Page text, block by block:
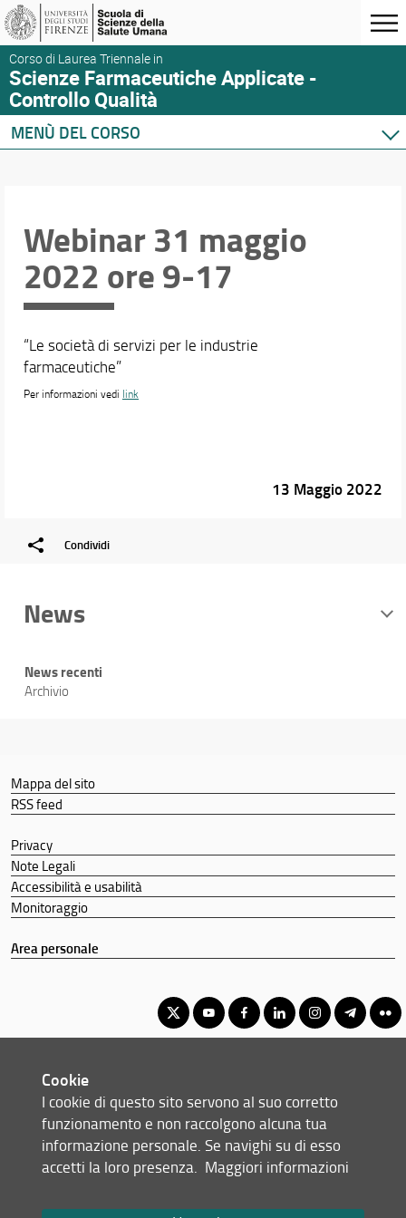
Corso di Laurea Triennale in
Scienze Farmaceutiche Applicate -
Controllo Qualità
MENÙ DEL CORSO
Orario e calendari
Webinar 31 maggio
2022 ore 9-17
“Le società di servizi per le industrie
farmaceutiche”
Per informazioni vedi link
13 Maggio 2022
Condividi
News
News recenti
Archivio
Mappa del sito
RSS feed
Privacy
Note Legali
Accessibilità e usabilità
Monitoraggio
Area personale
© Copyright 2012-2026 Università degli Studi di Firenze UNIFI
P.IVA/Cod.Fis 01279680480
Largo Brambilla, 3 - 50134 Firenze (FI)
Cookie
I cookie di questo sito servono al suo corretto
funzionamento e non raccolgono alcuna tua
informazione personale. Se navighi su di esso
accetti la loro presenza. Maggiori informazioni